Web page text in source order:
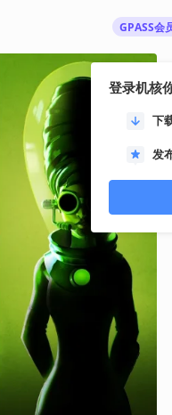
GPASS会
登录机核
下
发